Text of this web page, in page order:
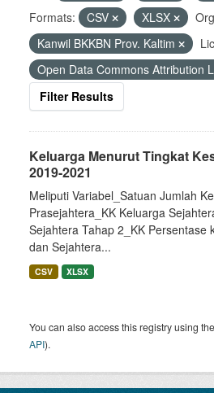
Formats:
CSV XLSX
Kanwil BKKBN Prov. Kaltim
Open Data Commons Attribution
Filter Results
Keluarga Menurut Tingkat
2019-2021
Meliputi Variabel_Satuan Jumlah
Prasejahtera_KK Keluarga
Sejahtera Tahap 2_KK Persentase
dan Sejahtera...
CSV XLSX
You can also access this registry using the
API).